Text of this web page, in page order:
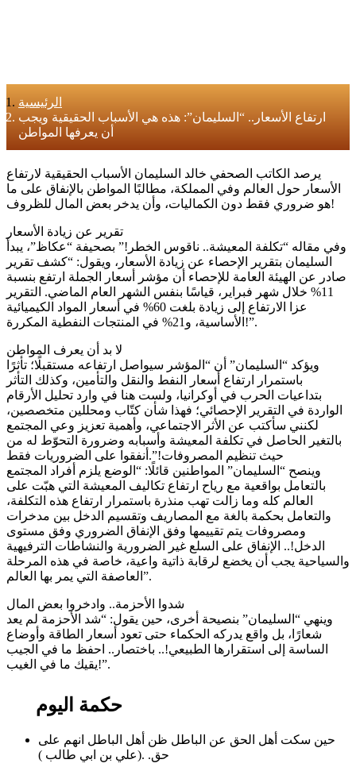
الرئيسية
ارتفاع الأسعار.. “السليمان”: هذه هي الأسباب الحقيقية ويجب
أن يعرفها المواطن
يرصد الكاتب الصحفي خالد السليمان الأسباب الحقيقية لارتفاع
الأسعار حول العالم وفي المملكة، مطالبًا المواطن بالإنفاق على ما
هو ضروري فقط دون الكماليات، وأن يدخر بعض المال للظروف!
تقرير عن زيادة الأسعار
وفي مقاله “تكلفة المعيشة.. ناقوس الخطر!” بصحيفة “عكاظ”، يبدأ
السليمان بتقرير الإحصاء عن زيادة الأسعار، ويقول: “كشف تقرير
صادر عن الهيئة العامة للإحصاء أن مؤشر أسعار الجملة ارتفع بنسبة
11% خلال شهر فبراير، قياسًا بنفس الشهر العام الماضي. التقرير
عزا الارتفاع إلى زيادة بلغت 60% في أسعار المواد الكيميائية
الأساسية، و21% في المنتجات النفطية المكررة!”.
لا بد أن يعرف المواطن
ويؤكد “السليمان” أن “المؤشر سيواصل ارتفاعه مستقبلًا؛ تأثرًا
باستمرار ارتفاع أسعار النفط والنقل والتأمين، وكذلك التأثر
بتداعيات الحرب في أوكرانيا، ولست هنا في وارد تحليل الأرقام
الواردة في التقرير الإحصائي؛ فهذا شأن كتّاب ومحللين متخصصين،
لكنني سأكتب عن الأثر الاجتماعي، وأهمية تعزيز وعي المجتمع
بالتغير الحاصل في تكلفة المعيشة وأسبابه وضرورة التحوّط له من
حيث تنظيم المصروفات!”.أنفقوا على الضروريات فقط
وينصح “السليمان” المواطنين قائلًا: “الوضع يلزم أفراد المجتمع
بالتعامل بواقعية مع رياح ارتفاع تكاليف المعيشة التي هبّت على
العالم كله وما زالت تهب منذرة باستمرار ارتفاع هذه التكلفة،
والتعامل بحكمة بالغة مع المصاريف وتقسيم الدخل بين مدخرات
ومصروفات يتم تقييمها وفق الإنفاق الضروري وفق مستوى
الدخل!.. الإنفاق على السلع غير الضرورية والنشاطات الترفيهية
والسياحية يجب أن يخضع لرقابة ذاتية واعية، خاصة في هذه المرحلة
العاصفة التي يمر بها العالم”.
شدوا الأحزمة.. وادخروا بعض المال
وينهي “السليمان” بنصيحة أخرى، حين يقول: “شد الأحزمة لم يعد
شعارًا، بل واقع يدركه الحكماء حتى تعود أسعار الطاقة وأوضاع
الساسة إلى استقرارها الطبيعي!.. باختصار.. احفظ ما في الجيب
يقيك ما في الغيب!”.
حكمة اليوم
حين سكت أهل الحق عن الباطل ظن أهل الباطل انهم على
حق. .(علي بن ابي طالب )